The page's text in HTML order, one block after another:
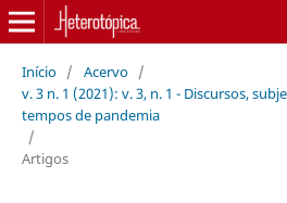
Início / Acervo /
v. 3 n. 1 (2021): v. 3, n. 1 - Discursos,
tempos de pandemia
/
Artigos